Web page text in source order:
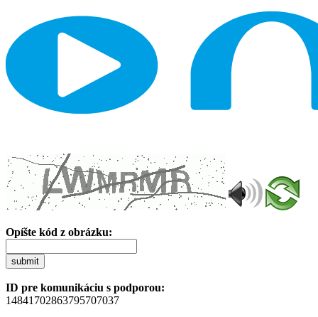
Opíšte kód z obrázku:
submit
ID pre komunikáciu s podporou:
14841702863795707037